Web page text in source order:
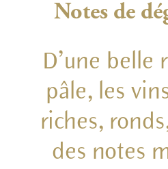
Notes de
D’une belle
pâle, les
riches,
des notes